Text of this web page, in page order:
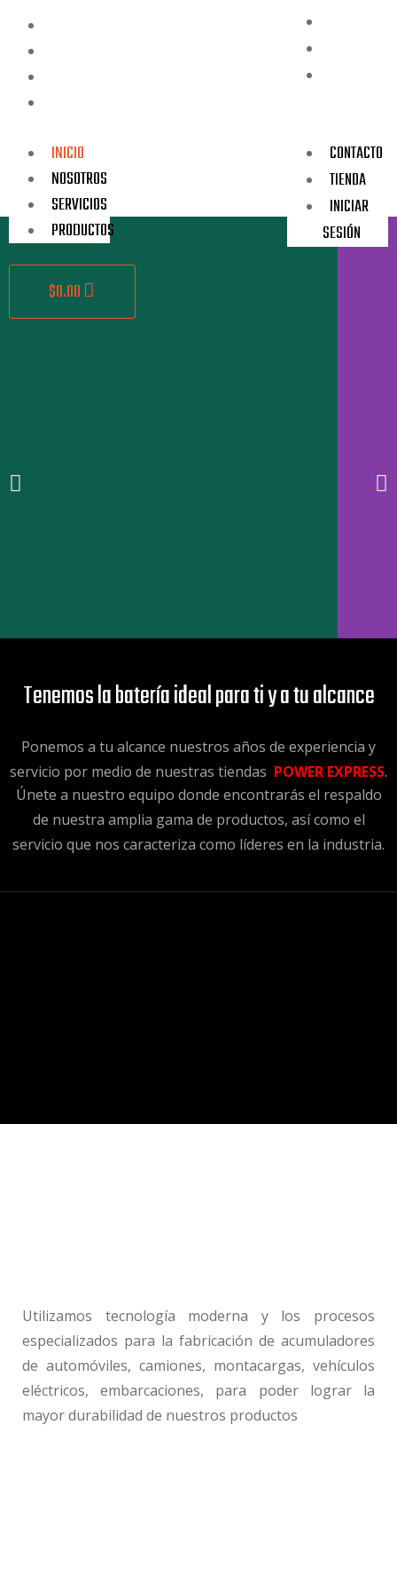
INICIO
NOSOTROS
SERVICIOS
PRODUCTOS
CONTACTO
TIENDA
INICIAR
SESIÓN
$0.00
Tenemos la batería ideal para ti y a tu alcance
Ponemos a tu alcance nuestros años de experiencia y
servicio por medio de nuestras tiendas POWER EXPRESS.
Únete a nuestro equipo donde encontrarás el respaldo
de nuestra amplia gama de productos, así como el
servicio que nos caracteriza como líderes en la industria.
Utilizamos tecnología moderna y los procesos
especializados para la fabricación de acumuladores
de automóviles, camiones, montacargas, vehículos
eléctricos, embarcaciones, para poder lograr la
mayor durabilidad de nuestros productos